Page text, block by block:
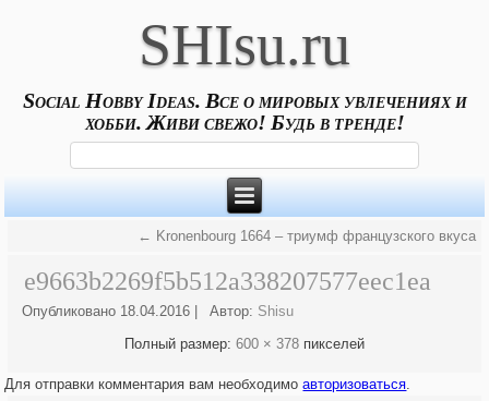
SHIsu.ru
Social Hobby Ideas. Все о мировых увлечениях и
хобби. Живи свежо! Будь в тренде!
← Kronenbourg 1664 – триумф французского вкуса
e9663b2269f5b512a338207577eec1ea
Опубликовано 18.04.2016 Автор: Shisu
Полный размер: 600 × 378 пикселей
Для отправки комментария вам необходимоавторизоваться.